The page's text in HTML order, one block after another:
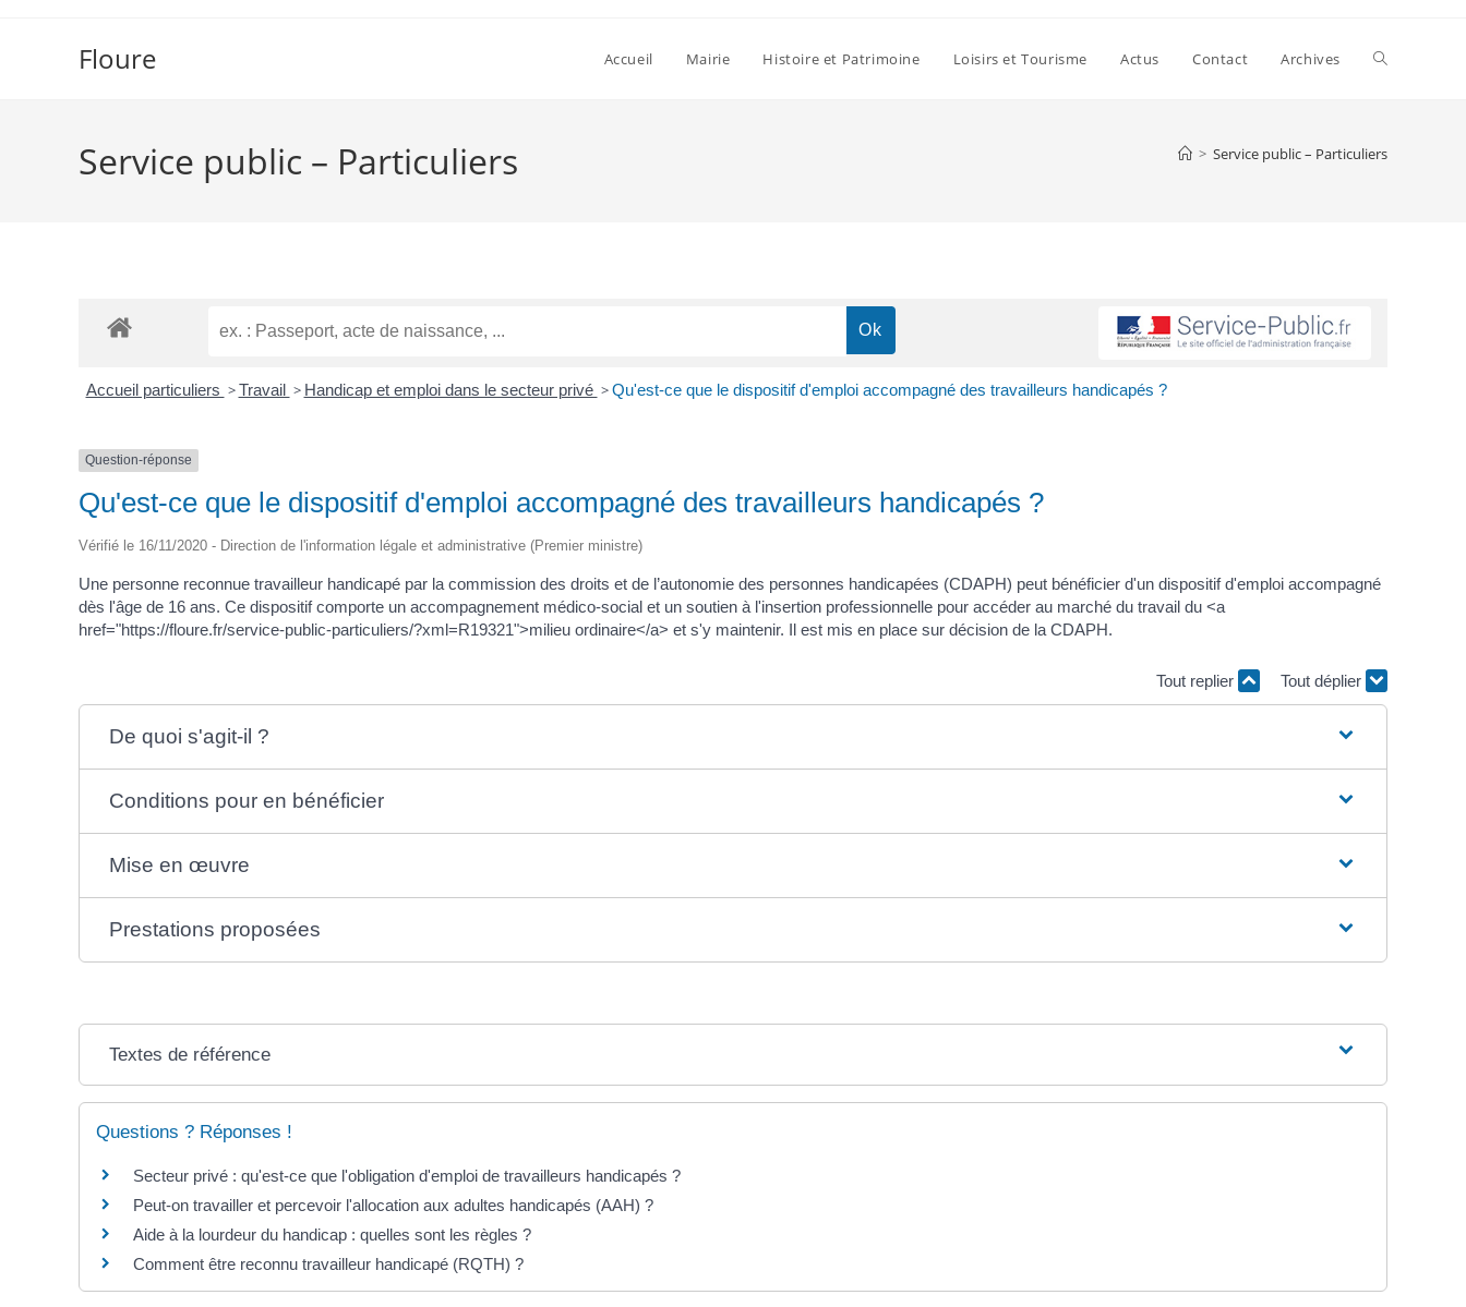
Floure Accueil Mairie Histoire et Patrimoine Loisirs et Tourisme Actus Contact Archives
Service public – Particuliers > Service public – Particuliers
Accueil particuliers > Travail > Handicap et emploi dans le secteur privé > Qu'est-ce que le dispositif d'emploi accompagné des travailleurs handicapés ?
Question-réponse
Qu'est-ce que le dispositif d'emploi accompagné des travailleurs handicapés ?
Vérifié le 16/11/2020 - Direction de l'information légale et administrative (Premier ministre)
Une personne reconnue travailleur handicapé par la commission des droits et de l’autonomie des personnes handicapées (CDAPH) peut bénéficier d'un dispositif d'emploi accompagné
dès l'âge de 16 ans. Ce dispositif comporte un accompagnement médico-social et un soutien à l'insertion professionnelle pour accéder au marché du travail du <a
href="https://floure.fr/service-public-particuliers/?xml=R19321">milieu ordinaire</a> et s'y maintenir. Il est mis en place sur décision de la CDAPH.
Tout replier Tout déplier
De quoi s'agit-il ?
Conditions pour en bénéficier
Mise en œuvre
Prestations proposées
Textes de référence
Questions ? Réponses !
Secteur privé : qu'est-ce que l'obligation d'emploi de travailleurs handicapés ?
Peut-on travailler et percevoir l'allocation aux adultes handicapés (AAH) ?
Aide à la lourdeur du handicap : quelles sont les règles ?
Comment être reconnu travailleur handicapé (RQTH) ?